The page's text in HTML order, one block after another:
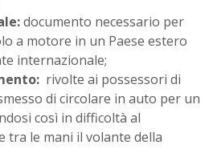
documento necessario per
a motore in un Paese estero
internazionale;
rivolte ai possessori di
di circolare in auto per un
così in difficoltà al
tra le mani il volante della